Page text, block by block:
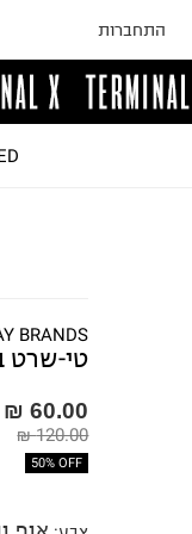
התחברות
BRANDS
טי-שרט
60.00 ₪
120.00 ₪
50% OFF